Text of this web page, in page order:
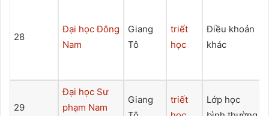
28
Đại học Đông
Nam
Giang
Tô
triết
học
Điều khoản
khác
29
Đại học Sư
phạm Nam
Giang
triết
Lớp học